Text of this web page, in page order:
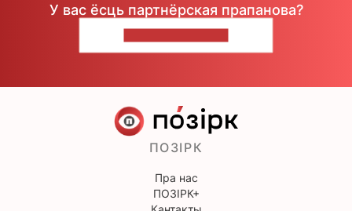
У вас ёсць партнёрская прапанова?
ПОЗІРК
Пра нас
ПОЗІРК+